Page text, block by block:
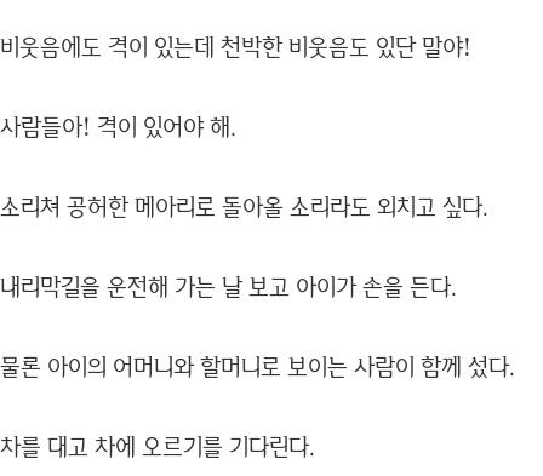
비웃음에도 격이 있는데 천박한 비웃음도 있단 말야!
사람들아! 격이 있어야 해.
소리쳐 공허한 메아리로 돌아올 소리라도 외치고 싶다.
내리막길을 운전해 가는 날 보고 아이가 손을 든다.
물론 아이의 어머니와 할머니로 보이는 사람이 함께 섰다.
차를 대고 차에 오르기를 기다린다.